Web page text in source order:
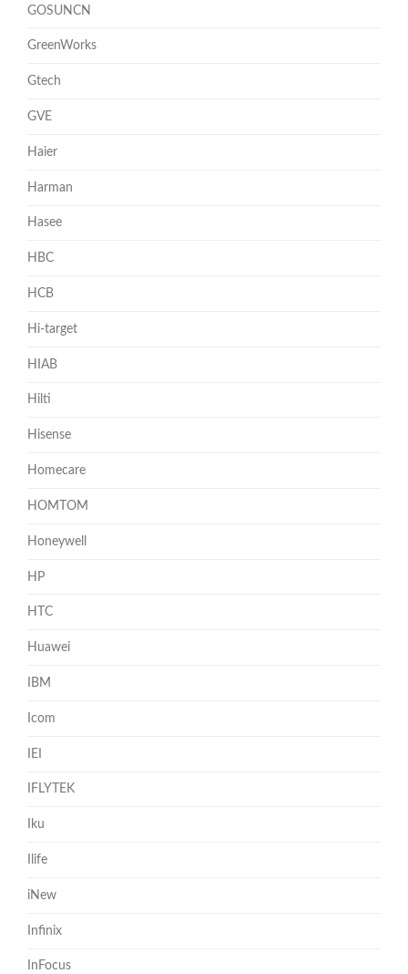
GOSUNCN
GreenWorks
Gtech
GVE
Haier
Harman
Hasee
HBC
HCB
Hi-target
HIAB
Hilti
Hisense
Homecare
HOMTOM
Honeywell
HP
HTC
Huawei
IBM
Icom
IEI
IFLYTEK
Iku
Ilife
iNew
Infinix
InFocus